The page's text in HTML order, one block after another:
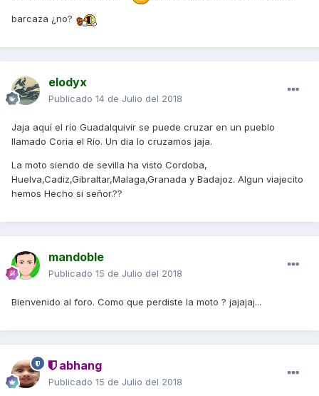
barcaza ¿no?
elodyx
Publicado 14 de Julio del 2018
Jaja aquí el río Guadalquivir se puede cruzar en un pueblo
llamado Coria el Río. Un dia lo cruzamos jaja.
La moto siendo de sevilla ha visto Cordoba,
Huelva,Cadiz,Gibraltar,Malaga,Granada y Badajoz. Algun viajecito
hemos Hecho si señor.??
mandoble
Publicado 15 de Julio del 2018
Bienvenido al foro. Como que perdiste la moto ? jajajaj...
abhang
Publicado 15 de Julio del 2018